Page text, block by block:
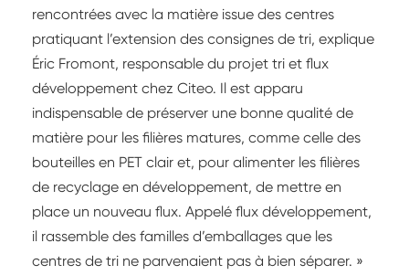
rencontrées avec la matière issue des centres
pratiquant l’extension des consignes de tri, explique
Éric Fromont, responsable du projet tri et flux
développement chez Citeo. Il est apparu
indispensable de préserver une bonne qualité de
matière pour les filières matures, comme celle des
bouteilles en PET clair et, pour alimenter les filières
de recyclage en développement, de mettre en
place un nouveau flux. Appelé flux développement,
il rassemble des familles d’emballages que les
centres de tri ne parvenaient pas à bien séparer. »